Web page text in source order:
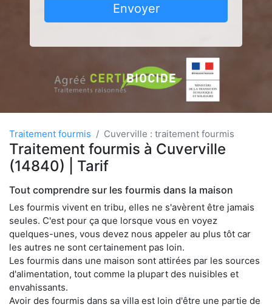
Envoyer
Traitement fourmis Cuverville : traitement fourmis
Traitement fourmis à Cuverville
(14840) | Tarif
Tout comprendre sur les fourmis dans la maison
Les fourmis vivent en tribu, elles ne s'avèrent être jamais
seules. C'est pour ça que lorsque vous en voyez
quelques-unes, vous devez nous appeler au plus tôt car
les autres ne sont certainement pas loin.
Les fourmis dans une maison sont attirées par les sources
d'alimentation, tout comme la plupart des nuisibles et
envahissants.
Avoir des fourmis dans sa villa est loin d'être une partie de